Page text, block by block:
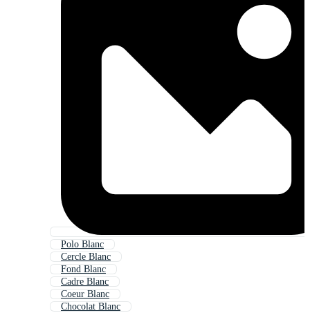
Polo Blanc
Cercle Blanc
Fond Blanc
Cadre Blanc
Coeur Blanc
Chocolat Blanc